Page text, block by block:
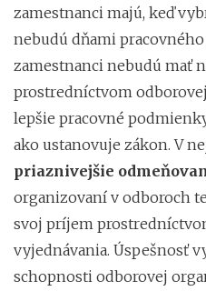
zamestnanci majú, keď
nebudú dňami pracovného
zamestnanci nebudú mať
prostredníctvom
lepšie pracovné
ako ustanovuje zákon. V
priaznivejšie
organizovaní v odboroch
svoj príjem
vyjednávania. Úspešnosť
schopnosti odborovej